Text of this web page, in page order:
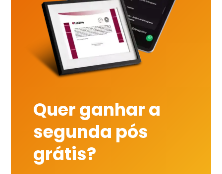
Quer ganhar a
segunda pós
grátis?